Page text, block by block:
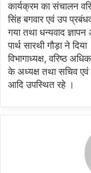
कार्यक्रम का संचालन
सिंह बगवार एवं उप
गया तथा धन्यवाद
पार्थ सारथी गौड़ा ने
विभागाध्यक्ष, वरिष्ठ
के अध्यक्ष तथा सचिव एवं
आदि उपस्थित रहे ।